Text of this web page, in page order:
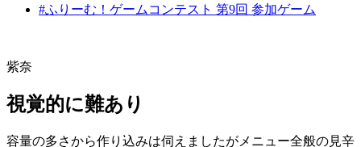
#ふりーむ！ゲームコンテスト 第9回 参加ゲーム
紫奈
視覚的に難あり
容量の多さから作り込みは伺えましたがメニュー全般の見辛